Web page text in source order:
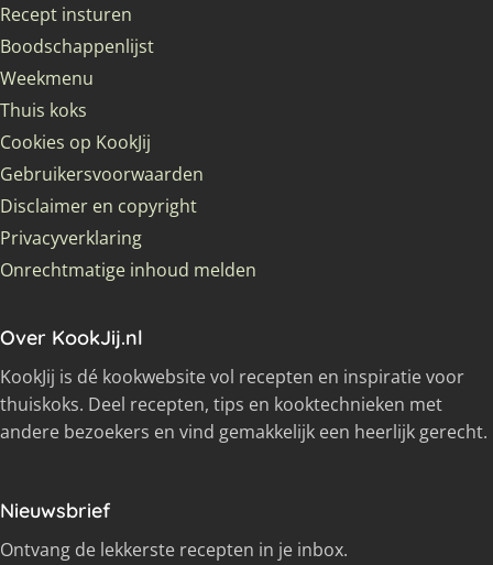
Recept insturen
Boodschappenlijst
Weekmenu
Thuis koks
Cookies op KookJij
Gebruikersvoorwaarden
Disclaimer en copyright
Privacyverklaring
Onrechtmatige inhoud melden
Over KookJij.nl
KookJij is dé kookwebsite vol recepten en inspiratie voor
thuiskoks. Deel recepten, tips en kooktechnieken met
andere bezoekers en vind gemakkelijk een heerlijk gerecht.
Nieuwsbrief
Ontvang de lekkerste recepten in je inbox.